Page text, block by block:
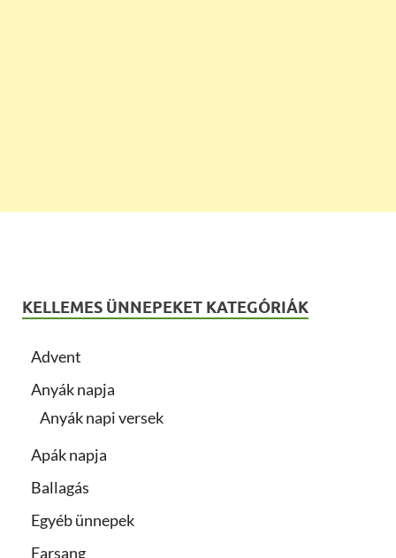
KELLEMES ÜNNEPEKET KATEGÓRIÁK
Advent
Anyák napja
Anyák napi versek
Apák napja
Ballagás
Egyéb ünnepek
Farsang